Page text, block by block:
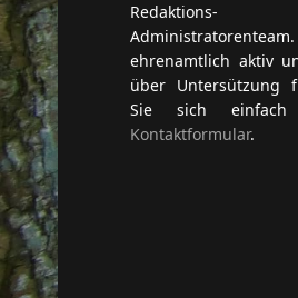
ehrenamtlich aktiv
über Untersützung
Sie sich
Kontaktformular.